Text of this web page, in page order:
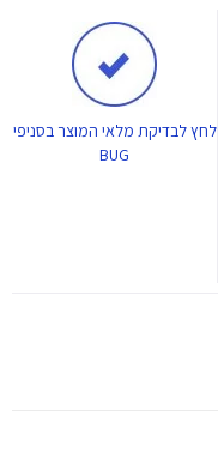
לחץלבדיקת מלאי המוצר בסניפי
BUG